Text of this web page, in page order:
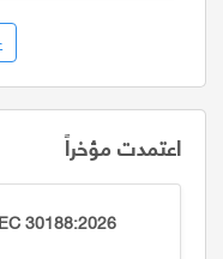
اعتمدت مؤخراً
30188:2026